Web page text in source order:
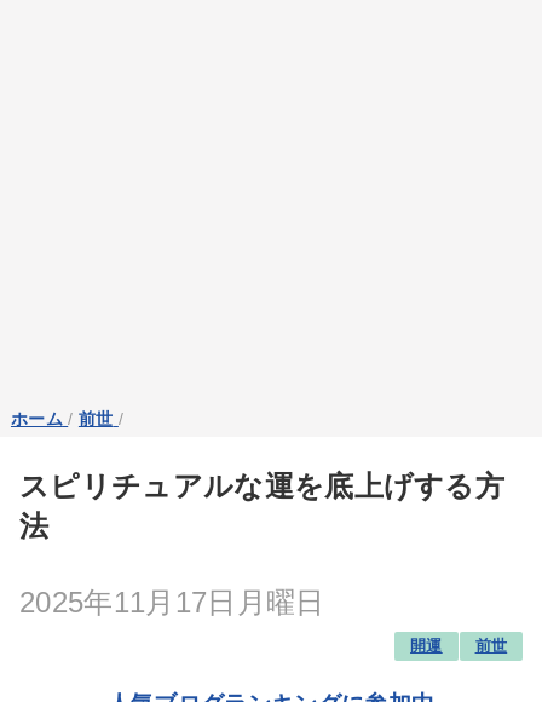
ホーム / 前世 /
スピリチュアルな運を底上げする方
法
2025年11月17日月曜日
開運 前世